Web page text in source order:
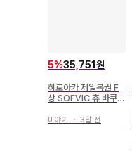
5%35,751원
히로아카 제일복권 F
상 SOFVIC 츄 바쿠고
미야기 ・ 3달 전